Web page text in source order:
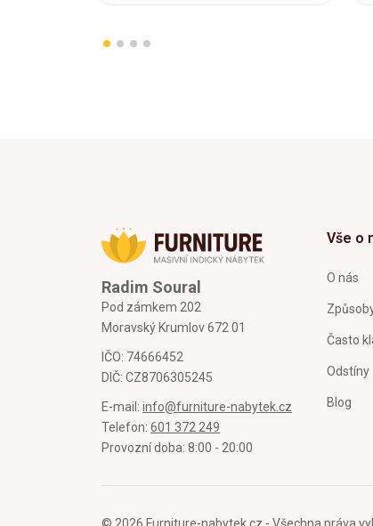
Radim Soural
Pod zámkem 202
Moravský Krumlov 672 01
IČO: 74666452
DIČ: CZ8706305245
E-mail: info@furniture-nabytek.cz
Telefon: 601 372 249
Provozní doba: 8:00 - 20:00
Vše o
O nás
Často
Odstíny
Blog